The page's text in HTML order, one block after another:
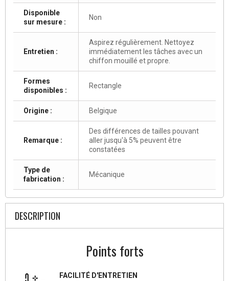
Disponible
sur mesure :
Non
Entretien :
Aspirez régulièrement. Nettoyez
immédiatement les tâches avec un
chiffon mouillé et propre.
Formes
disponibles :
Rectangle
Origine : Belgique
Remarque :
Des différences de tailles pouvant
aller jusqu'à 5% peuvent être
constatées
Type de
fabrication :
Mécanique
DESCRIPTION
Points forts
FACILITÉ D'ENTRETIEN